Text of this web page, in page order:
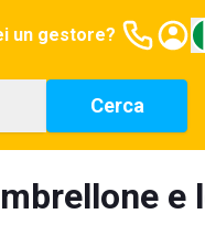
un gestore?
Cerca
e